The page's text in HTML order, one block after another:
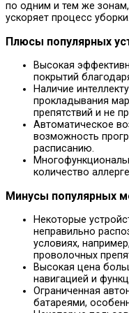
по одним и тем же
ускоряет процесс уборки.
Плюсы популярных
Высокая
покрытий
Наличие
прокладывания
препятствий и не
Автоматическое
возможность
расписанию.
количество
Минусы популярных
Некоторые
неправильно
условиях,
проволочных
Высокая цена
навигацией и
Ограниченная
батареями,